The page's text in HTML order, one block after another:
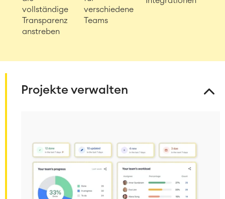
vollständige
Transparenz
anstreben
verschiedene
Teams
Projekte verwalten